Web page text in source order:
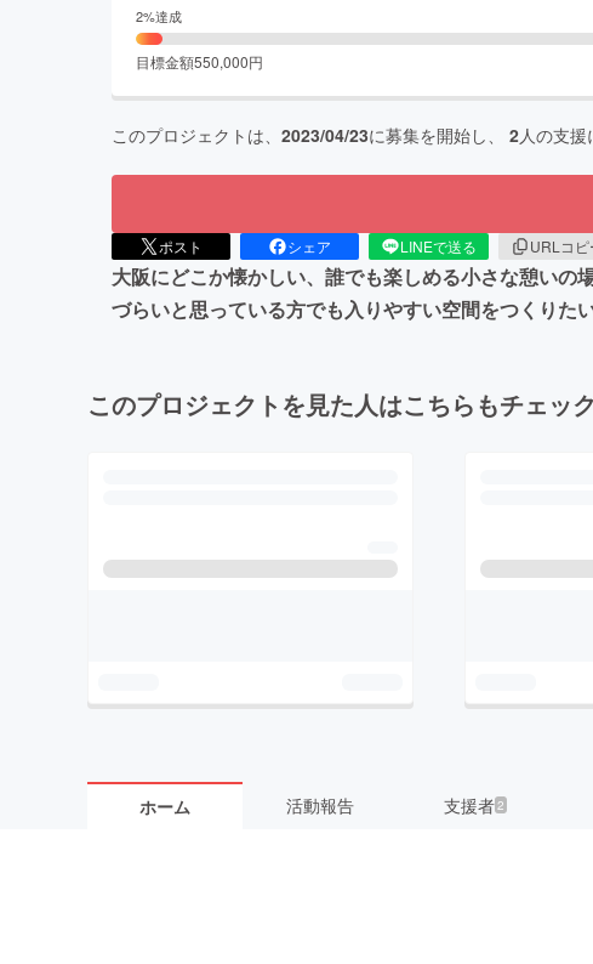
2%達成
目標金額550,000円
このプロジェクトは、 2023/04/23に募集を開始し、 2人の支援
ポスト シェア LINEで送る URLコピ
大阪にどこか懐かしい、誰でも楽しめる小さな憩いの
づらいと思っている方でも入りやすい空間をつくりたい
このプロジェクトを見た人はこちらもチェッ
ホーム 活動報告 支援者2